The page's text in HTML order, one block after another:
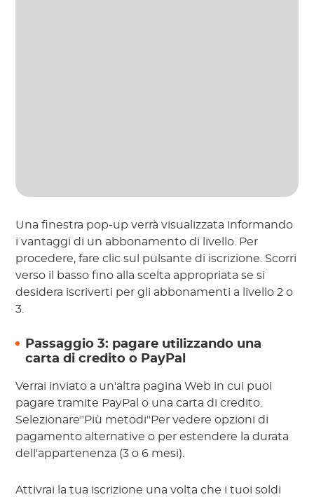
Una finestra pop-up verrà visualizzata informando
i vantaggi di un abbonamento di livello. Per
procedere, fare clic sul pulsante di iscrizione. Scorri
verso il basso fino alla scelta appropriata se si
desidera iscriverti per gli abbonamenti a livello 2 o
3.
Passaggio 3: pagare utilizzando una
carta di credito o PayPal
Verrai inviato a un'altra pagina Web in cui puoi
pagare tramite PayPal o una carta di credito.
Selezionare"Più metodi"Per vedere opzioni di
pagamento alternative o per estendere la durata
dell'appartenenza (3 o 6 mesi).
Attivrai la tua iscrizione una volta che i tuoi soldi